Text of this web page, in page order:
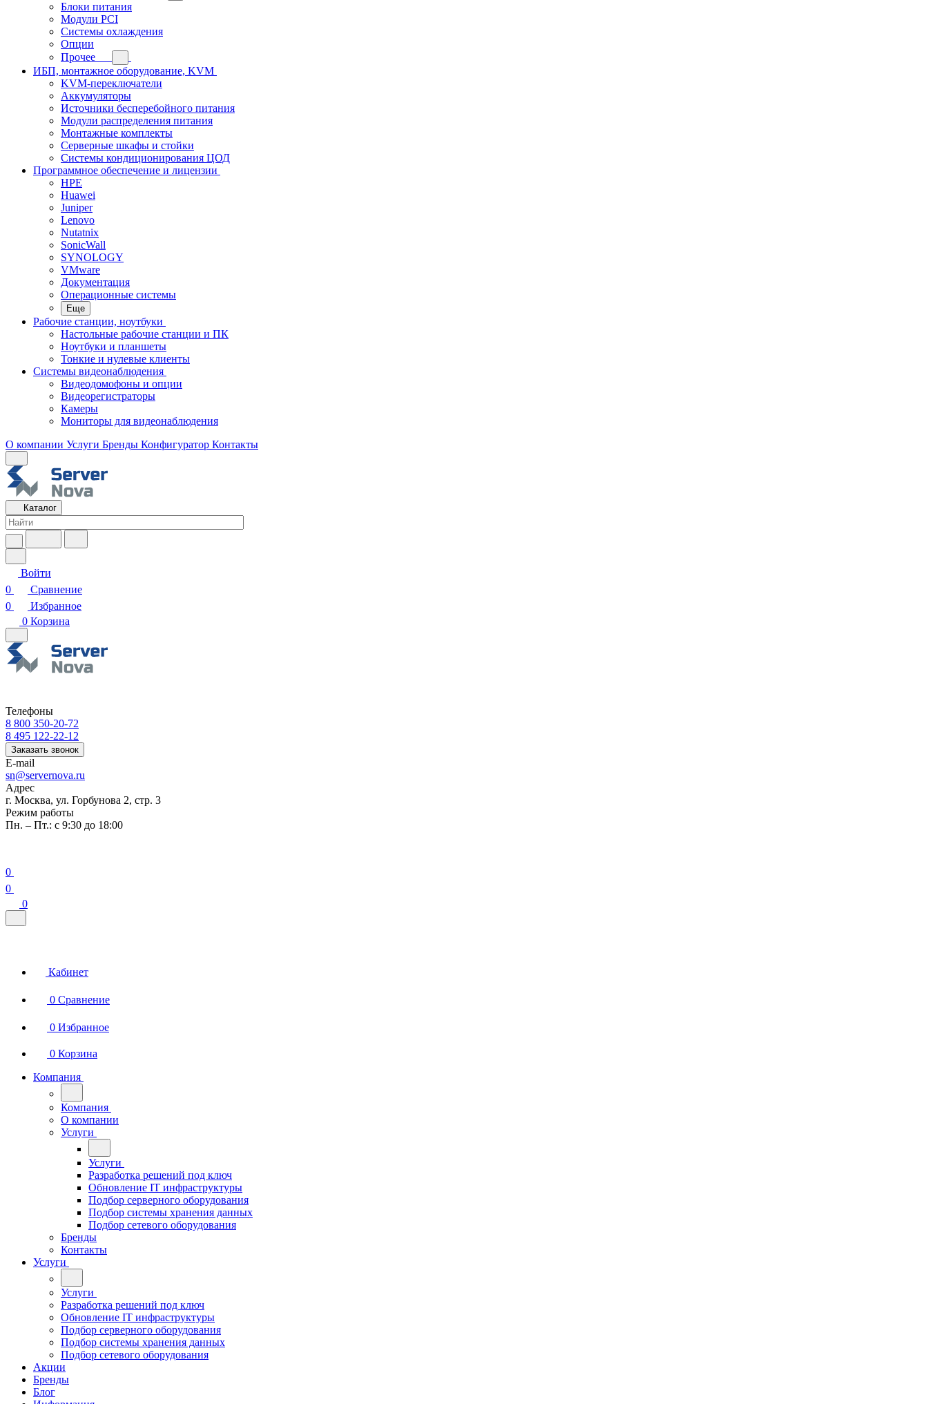
Блоки питания
Модули PCI
Системы охлаждения
Опции
Прочее
ИБП, монтажное оборудование, KVM
KVM-переключатели
Аккумуляторы
Источники бесперебойного питания
Модули распределения питания
Монтажные комплекты
Серверные шкафы и стойки
Системы кондиционирования ЦОД
Программное обеспечение и лицензии
HPE
Huawei
Juniper
Lenovo
Nutatnix
SonicWall
SYNOLOGY
VMware
Документация
Операционные системы
Еще
Рабочие станции, ноутбуки
Настольные рабочие станции и ПК
Ноутбуки и планшеты
Тонкие и нулевые клиенты
Системы видеонаблюдения
Видеодомофоны и опции
Видеорегистраторы
Камеры
Мониторы для видеонаблюдения
О компании Услуги Бренды Конфигуратор Контакты
Каталог
Войти
0
Сравнение
0
Избранное
0 Корзина
Телефоны
8 800 350-20-72
8 495 122-22-12
Заказать звонок
E-mail
sn@servernova.ru
Адрес
г. Москва, ул. Горбунова 2, стр. 3
Режим работы
Пн. – Пт.: с 9:30 до 18:00
0
0
0
Кабинет
0 Сравнение
0 Избранное
0 Корзина
Компания
Компания
О компании
Услуги
Услуги
Разработка решений под ключ
Обновление IT инфраструктуры
Подбор серверного оборудования
Подбор системы хранения данных
Подбор сетевого оборудования
Бренды
Контакты
Услуги
Услуги
Разработка решений под ключ
Обновление IT инфраструктуры
Подбор серверного оборудования
Подбор системы хранения данных
Подбор сетевого оборудования
Акции
Бренды
Блог